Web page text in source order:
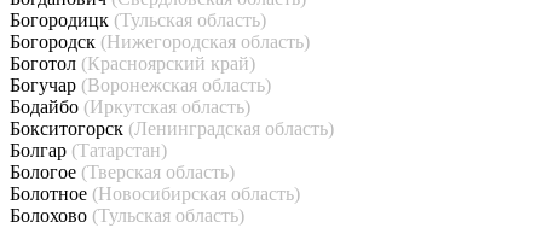
Богородицк (Тульская область)
Богородск (Нижегородская область)
Боготол (Красноярский край)
Богучар (Воронежская область)
Бодайбо (Иркутская область)
Бокситогорск (Ленинградская область)
Болгар (Татарстан)
Бологое (Тверская область)
Болотное (Новосибирская область)
Болохово (Тульская область)